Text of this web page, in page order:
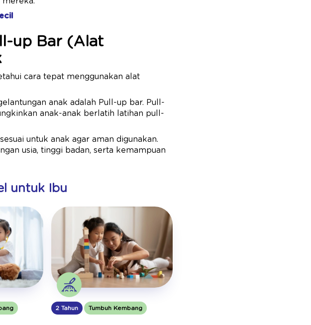
up Bar (Alat
cara tepat menggunakan alat
anak adalah Pull-up bar. Pull-
anak-anak berlatih latihan pull-
untuk anak agar aman digunakan.
usia, tinggi badan, serta kemampuan
untuk Ibu
2 Tahun Tumbuh Kembang